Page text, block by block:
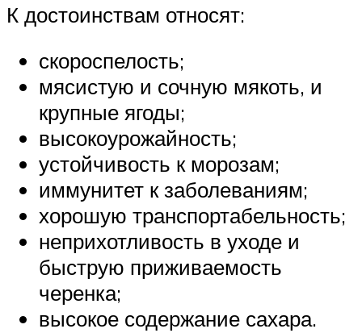
К достоинствам относят:
скороспелость;
мясистую и сочную мякоть, и
крупные ягоды;
высокоурожайность;
устойчивость к морозам;
иммунитет к заболеваниям;
хорошую транспортабельность;
неприхотливость в уходе и
быструю приживаемость
черенка;
высокое содержание сахара.